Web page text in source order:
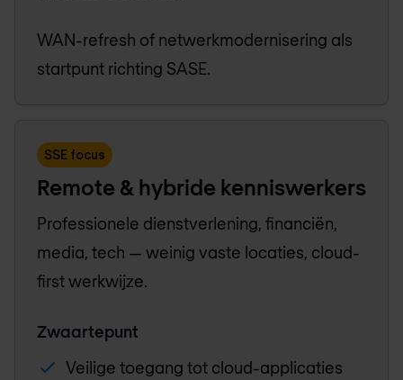
WAN-refresh of netwerkmodernisering als
startpunt richting SASE.
SSE focus
Remote & hybride kenniswerkers
Professionele dienstverlening, financiën,
media, tech — weinig vaste locaties, cloud-
first werkwijze.
Zwaartepunt
Veilige toegang tot cloud-applicaties